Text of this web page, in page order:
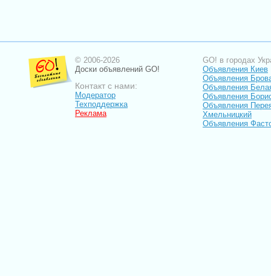
© 2006-2026
Доски объявлений GO!
Контакт с нами:
Модератор
Техподдержка
Реклама
GO! в городах
Объявления Киев
Объявления
Объявления
Объявления
Объявления
Хмельницкий
Объявления